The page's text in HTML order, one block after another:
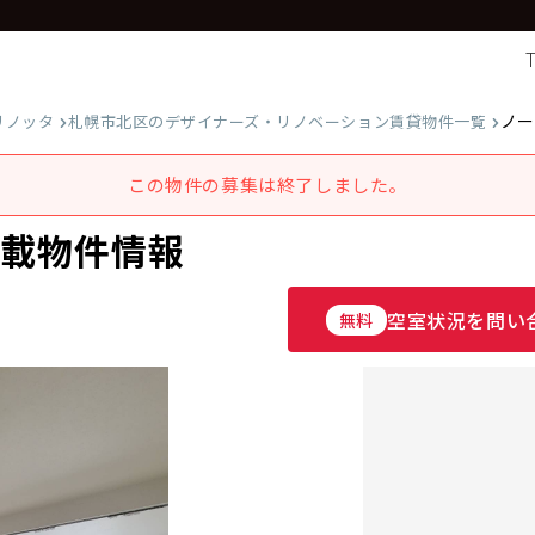
ッタ 札幌市北区のデザイナーズ・リノベーション賃貸物件一覧 ノ
この物件の募集は終了しました。
物件情報
無料 空室状況を問い